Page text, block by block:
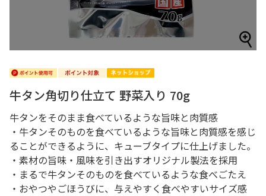
牛タン角切り仕立て 野菜入り 70g
牛タンをそのまま食べているような旨味と肉質感
・牛タンそのものを食べているような旨味と肉質感を感じ
ることができるように、キューブタイプに仕上げました。
・素材の旨味・風味を引き出すオリジナル製法を採用
・まるで牛タンそのものを食べているような食べごたえ
・おやつやごほうびに、与えやすく食べやすいサイズ感